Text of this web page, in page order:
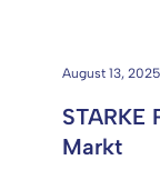
August 13, 2025
STARKE
Markt